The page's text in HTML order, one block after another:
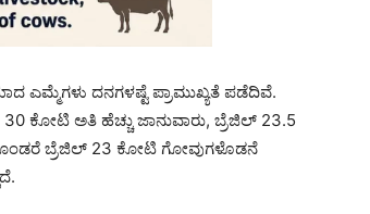
ಎಮ್ಮೆಗಳು ದನಗಳಷ್ಟೆ ಪ್ರಾಮುಖ್ಯತೆ ಪಡೆದಿವೆ.
ಕೋಟಿ ಅತಿ ಹೆಚ್ಚು ಜಾನುವಾರು, ಬ್ರೆಜಿಲ್ 23.5
ಬ್ರೆಜಿಲ್ 23 ಕೋಟಿ ಗೋವುಗಳೊಡನೆ